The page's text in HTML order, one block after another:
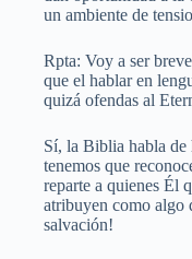
un ambiente de
Rpta: Voy a ser
que el hablar en
quizá ofendas al
Sí, la Biblia habla de
tenemos que
reparte a quienes Él
atribuyen como algo
salvación!